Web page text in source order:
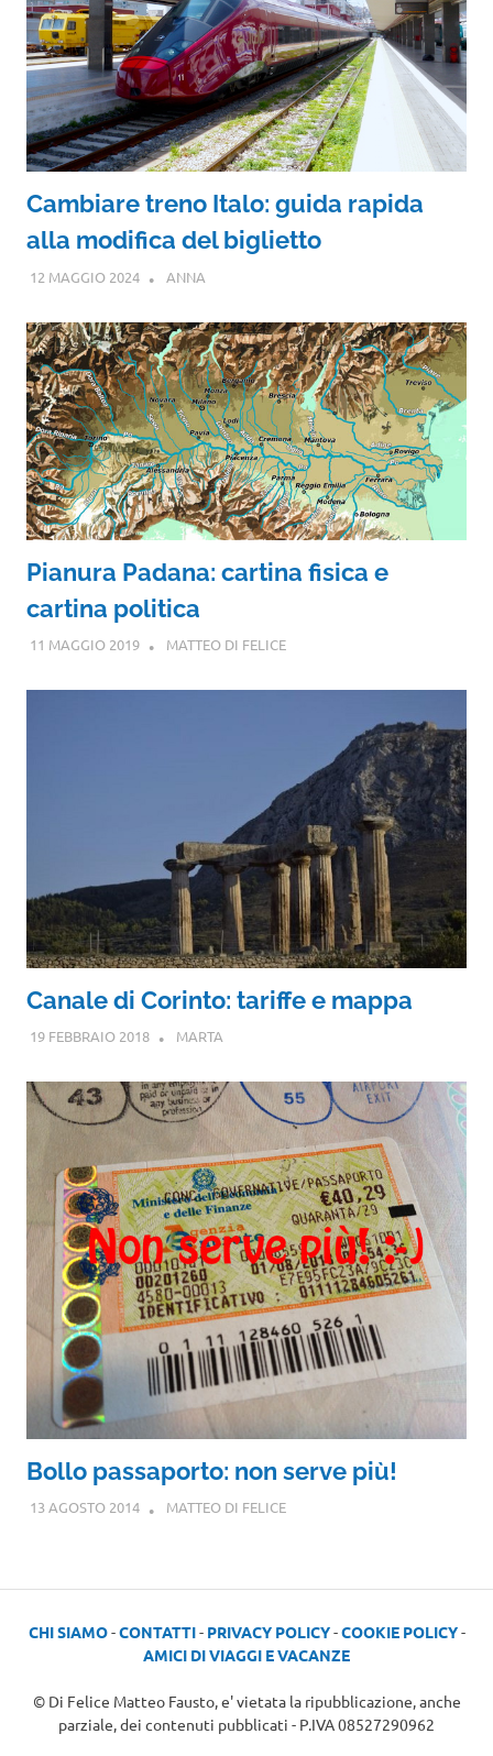
Cambiare treno Italo: guida rapida
alla modifica del biglietto
12 MAGGIO 2024 ANNA
Pianura Padana: cartina fisica e
cartina politica
11 MAGGIO 2019 MATTEO DI FELICE
Canale di Corinto: tariffe e mappa
19 FEBBRAIO 2018 MARTA
Bollo passaporto: non serve più!
13 AGOSTO 2014 MATTEO DI FELICE
CHI SIAMO-CONTATTI- PRIVACY POLICY-COOKIE POLICY-
AMICI DI VIAGGI E VACANZE
© Di Felice Matteo Fausto, e' vietata la ripubblicazione, anche
parziale, dei contenuti pubblicati - P.IVA 08527290962